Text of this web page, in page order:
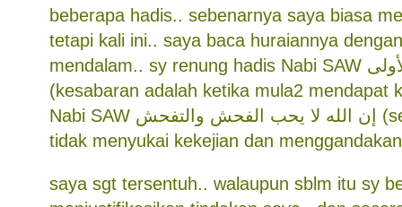
beberapa hadis.. sebenarnya saya biasa
tetapi kali ini.. saya baca huraiannya
mendalam.. sy renung hadis Nabi SAW الصبر عند الصدمة الأولى
(kesabaran adalah ketika mula2 mendapat
Nabi SAW إن الله لا يحب الفحش والتفحش (sesungguhnya Allah
tidak menyukai kekejian dan
saya sgt tersentuh.. walaupun sblm itu sy